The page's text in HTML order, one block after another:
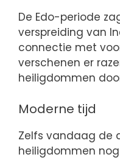
De Edo-periode
verspreiding van
connectie met
verschenen er
heiligdommen
Moderne tijd
Zelfs vandaag de
heiligdommen